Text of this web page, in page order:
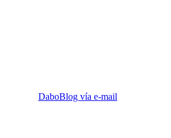
DaboBlog vía e-mail